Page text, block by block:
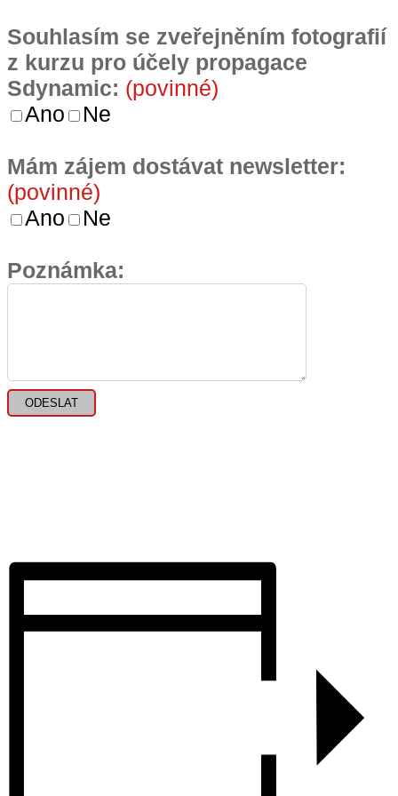
Souhlasím se zveřejněním fotografií
z kurzu pro účely propagace
Sdynamic: (povinné)
Ano
Ne
Mám zájem dostávat newsletter:
(povinné)
Ano
Ne
Poznámka: